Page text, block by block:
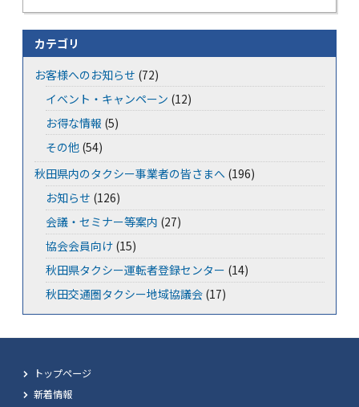
カテゴリ
お客様へのお知らせ (72)
イベント・キャンペーン (12)
お得な情報 (5)
その他 (54)
秋田県内のタクシー事業者の皆さまへ (196)
お知らせ (126)
会議・セミナー等案内 (27)
協会会員向け (15)
秋田県タクシー運転者登録センター (14)
秋田交通圏タクシー地域協議会 (17)
トップページ
新着情報